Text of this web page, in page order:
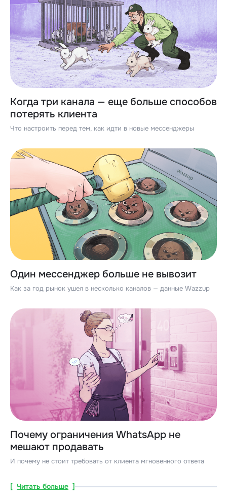
Когда три канала — еще больше способов
потерять клиента
Что настроить перед тем, как идти в новые мессенджеры
Один мессенджер больше не вывозит
Как за год рынок ушел в несколько каналов — данные Wazzup
Почему ограничения WhatsApp не
мешают продавать
И почему не стоит требовать от клиента мгновенного ответа
[ Читать больше ]